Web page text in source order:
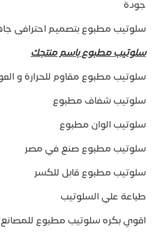
جودة
سلوتيب مطبوع بتصميم احترافى
سلوتيب مطبوع باسم منتجك
سلوتيب مطبوع مقاوم للحرارة و
سلوتيب شفاف مطبوع
سلوتيب الوان مطبوع
سلوتيب مطبوع صنع في مصر
سلوتيب مطبوع قابل للكسر
طباعة علي السلوتيب
اقوي بكره سلوتيب مطبوع للمصانع